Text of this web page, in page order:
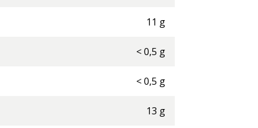
11 g
<0,5 g
<0,5 g
13 g